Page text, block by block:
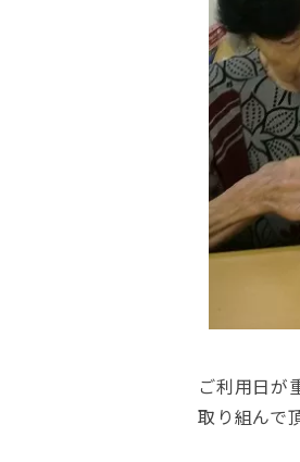
ご利用日が
取り組んで